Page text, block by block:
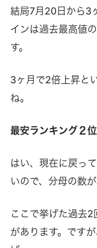
結局7月20日から3
インは過去最高値
す。
3ヶ月で2倍上昇と
ね。
最安ランキング２
はい、現在に戻っ
いので、分母の数
ここで挙げた過去
があります。です